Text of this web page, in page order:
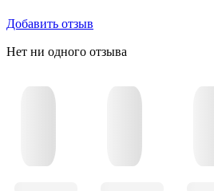
Добавить отзыв
Нет ни одного отзыва